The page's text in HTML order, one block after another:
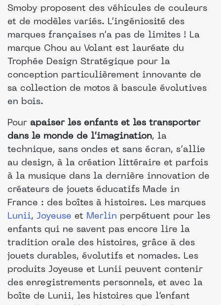
Smoby proposent des véhicules de couleurs
et de modèles variés. L’ingéniosité des
marques françaises n’a pas de limites ! La
marque Chou au Volant est lauréate du
Trophée Design Stratégique pour la
conception particulièrement innovante de
sa collection de motos à bascule évolutives
en bois.
Pour apaiser les enfants et les transporter
dans le monde de l’imagination, la
technique, sans ondes et sans écran, s’allie
au design, à la création littéraire et parfois
à la musique dans la dernière innovation de
créateurs de jouets éducatifs Made in
France : des boîtes à histoires. Les marques
Lunii, Joyeuse et Merlin perpétuent pour les
enfants qui ne savent pas encore lire la
tradition orale des histoires, grâce à des
jouets durables, évolutifs et nomades. Les
produits Joyeuse et Lunii peuvent contenir
des enregistrements personnels, et avec la
boîte de Lunii, les histoires que l’enfant